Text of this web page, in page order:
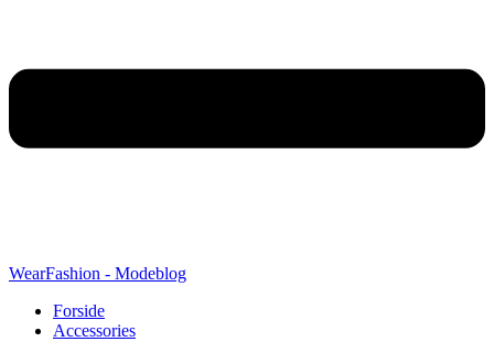
WearFashion - Modeblog
Forside
Accessories